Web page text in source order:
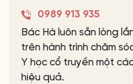
0989 913 935
Bác Hà luôn sẵn lòng
trên hành trình chăm
Y học cổ truyền một
hiệu quả.